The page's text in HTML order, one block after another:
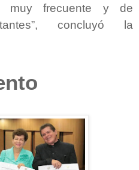
muy frecuente y de
concluyó la